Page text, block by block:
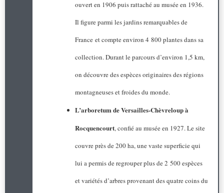
ouvert en 1906 puis rattaché au musée en 1936.
Il figure parmi les jardins remarquables de
France et compte environ 4 800 plantes dans sa
collection. Durant le parcours d’environ 1,5 km,
on découvre des espèces originaires des régions
montagneuses et froides du monde.
L’arboretum de Versailles-Chèvreloup à
Rocquencourt, confié au musée en 1927. Le site
couvre près de 200 ha, une vaste superficie qui
lui a permis de regrouper plus de 2 500 espèces
et variétés d’arbres provenant des quatre coins du